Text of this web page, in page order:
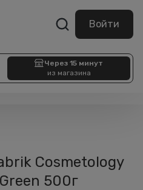
Войти
Через 15 минут
из магазина
Cosmetology
500г